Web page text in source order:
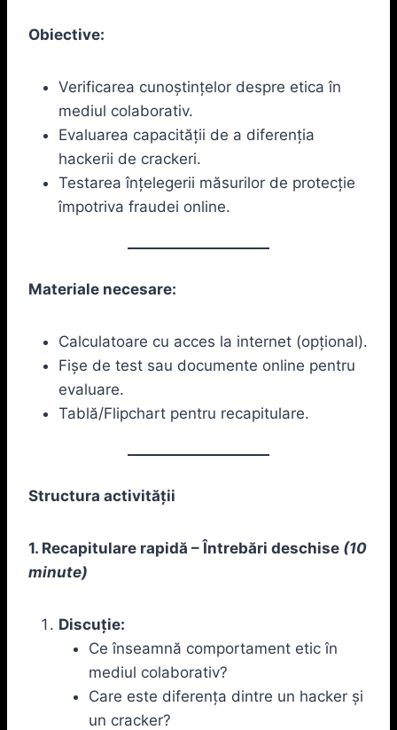
Obiective:
Verificarea cunoștințelor despre etica în
mediul colaborativ.
Evaluarea capacității de a diferenția
hackerii de crackeri.
Testarea înțelegerii măsurilor de protecție
împotriva fraudei online.
Materiale necesare:
Calculatoare cu acces la internet (opțional).
Fișe de test sau documente online pentru
evaluare.
Tablă/Flipchart pentru recapitulare.
Structura activității
1. Recapitulare rapidă – Întrebări deschise (10
minute)
Discuție:
Ce înseamnă comportament etic în
mediul colaborativ?
Care este diferența dintre un hacker și
un cracker?